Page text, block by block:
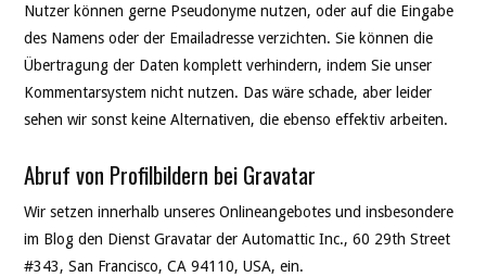
Nutzer können gerne Pseudonyme nutzen, oder auf die Eingabe
des Namens oder der Emailadresse verzichten. Sie können die
Übertragung der Daten komplett verhindern, indem Sie unser
Kommentarsystem nicht nutzen. Das wäre schade, aber leider
sehen wir sonst keine Alternativen, die ebenso effektiv arbeiten.
Abruf von Profilbildern bei Gravatar
Wir setzen innerhalb unseres Onlineangebotes und insbesondere
im Blog den Dienst Gravatar der Automattic Inc., 60 29th Street
#343, San Francisco, CA 94110, USA, ein.